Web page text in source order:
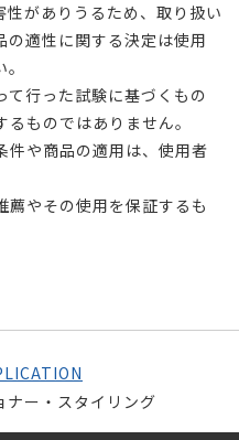
がありうるため、取り扱い
の適性に関する決定は使用
行った試験に基づくもの
ものではありません。
件や商品の適用は、使用者
やその使用を保証するも
ナー・スタイリング